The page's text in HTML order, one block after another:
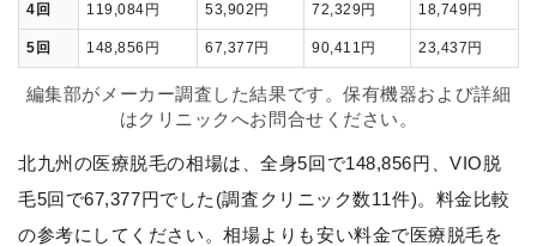
4回 119,084円 53,902円 72,329円 18,749円
5回 148,856円 67,377円 90,411円 23,437円
編集部がメーカー調査した結果です。保有機器および詳細
はクリニックへお問合せください。
北九州の医療脱毛の相場は、全身5回で148,856円、VIO脱
毛5回で67,377円でした(調査クリニック数11件)。料金比較
の参考にしてください。相場よりも安い料金で医療脱毛を